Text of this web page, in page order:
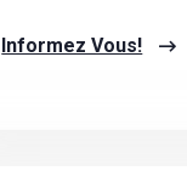
Informez Vous!